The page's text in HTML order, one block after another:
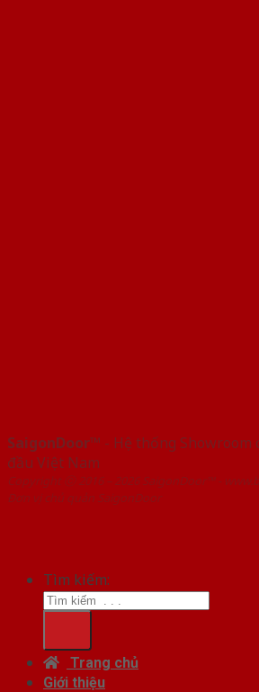
SaigonDoor™ - Hệ thống Showroom
đầu Việt Nam
Copyright ⓒ 2016 – 2026 SaigonDoor™ -
Đơn vị chủ quản SaigonDoor
Tìm kiếm:
Trang chủ
Giới thiệu